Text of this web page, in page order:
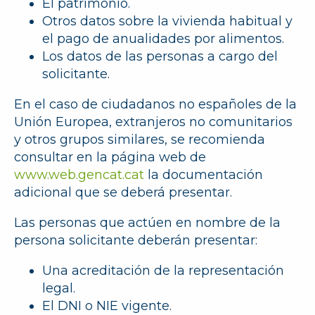
El patrimonio.
Otros datos sobre la vivienda habitual y
el pago de anualidades por alimentos.
Los datos de las personas a cargo del
solicitante.
En el caso de ciudadanos no españoles de la
Unión Europea, extranjeros no comunitarios
y otros grupos similares, se recomienda
consultar en la página web de
www.web.gencat.cat la documentación
adicional que se deberá presentar.
Las personas que actúen en nombre de la
persona solicitante deberán presentar:
Una acreditación de la representación
legal.
El DNI o NIE vigente.